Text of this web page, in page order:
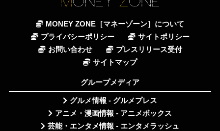
MONEY ZONE［マネーゾーン］について
プライバシーポリシー
サイトポリシー
お問い合わせ
プレスリリース受付
サイトマップ
グループメディア
グルメ情報 - グルメプレス
アニメ・漫画情報 - アニメボックス
芸能・エンタメ情報 - エンタメラッシュ